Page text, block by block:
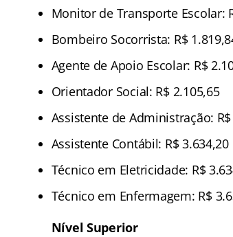
Monitor de Transporte Escolar:
Bombeiro Socorrista: R$
Agente de Apoio Escolar: R$
Orientador Social: R$ 2.105,65
Assistente de Administração:
Assistente Contábil: R$ 3.634,20
Técnico em Eletricidade: R$
Técnico em Enfermagem: R$
Nível Superior